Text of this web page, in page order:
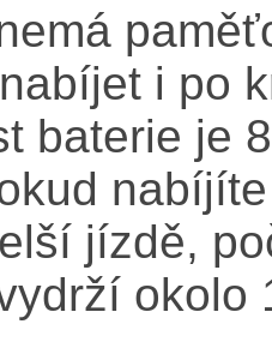
i po
baterie je
jízdě,
okolo